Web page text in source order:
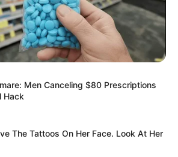
Men Canceling $80 Prescriptions
Hack
The Tattoos On Her Face. Look At Her